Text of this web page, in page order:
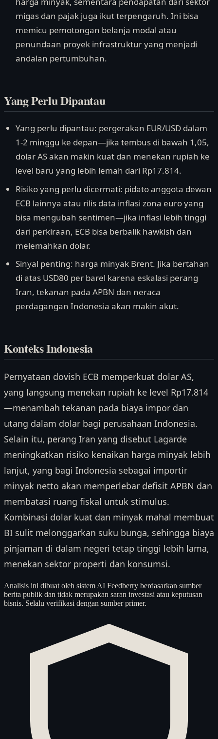
migas dan pajak juga ikut terpengaruh. Ini bisa
memicu pemotongan belanja modal atau
penundaan proyek infrastruktur yang menjadi
andalan pertumbuhan.
Yang Perlu Dipantau
Yang perlu dipantau: pergerakan EUR/USD dalam
1-2 minggu ke depan—jika tembus di bawah 1,05,
dolar AS akan makin kuat dan menekan rupiah ke
level baru yang lebih lemah dari Rp17.814.
Risiko yang perlu dicermati: pidato anggota dewan
ECB lainnya atau rilis data inflasi zona euro yang
bisa mengubah sentimen—jika inflasi lebih tinggi
dari perkiraan, ECB bisa berbalik hawkish dan
melemahkan dolar.
Sinyal penting: harga minyak Brent. Jika bertahan
di atas USD80 per barel karena eskalasi perang
Iran, tekanan pada APBN dan neraca
perdagangan Indonesia akan makin akut.
Konteks Indonesia
Pernyataan dovish ECB memperkuat dolar AS,
yang langsung menekan rupiah ke level Rp17.814
—menambah tekanan pada biaya impor dan
utang dalam dolar bagi perusahaan Indonesia.
Selain itu, perang Iran yang disebut Lagarde
meningkatkan risiko kenaikan harga minyak lebih
lanjut, yang bagi Indonesia sebagai importir
minyak netto akan memperlebar defisit APBN dan
membatasi ruang fiskal untuk stimulus.
Kombinasi dolar kuat dan minyak mahal membuat
BI sulit melonggarkan suku bunga, sehingga biaya
pinjaman di dalam negeri tetap tinggi lebih lama,
menekan sektor properti dan konsumsi.
Analisis ini dibuat oleh sistem AI Feedberry berdasarkan sumber
berita publik dan tidak merupakan saran investasi atau keputusan
bisnis. Selalu verifikasi dengan sumber primer.